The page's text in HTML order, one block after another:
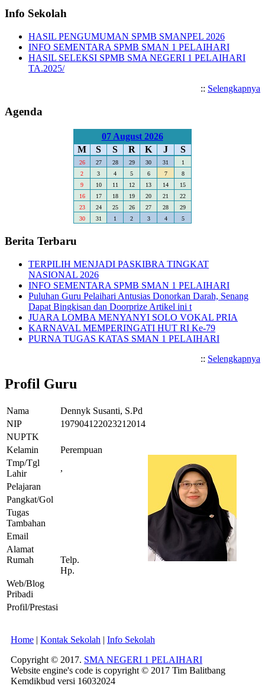
Info Sekolah
HASIL PENGUMUMAN SPMB SMANPEL 2026
INFO SEMENTARA SPMB SMAN 1 PELAIHARI
HASIL SELEKSI SPMB SMA NEGERI 1 PELAIHARI
TA.2025/
:: Selengkapnya
Agenda
07 August 2026
M
S S R K J S
26 27 28 29 30 31
1
2
3 4 5 6 7
8
9
10 11 12 13 14
15
16
17 18 19 20 21
22
23
24 25 26 27 28
29
30
31 1 2 3 4 5
Berita Terbaru
TERPILIH MENJADI PASKIBRA TINGKAT
NASIONAL 2026
INFO SEMENTARA SPMB SMAN 1 PELAIHARI
Puluhan Guru Pelaihari Antusias Donorkan Darah, Senang
Dapat Bingkisan dan Doorprize Artikel ini t
JUARA LOMBA MENYANYI SOLO VOKAL PRIA
KARNAVAL MEMPERINGATI HUT RI Ke-79
PURNA TUGAS KATAS SMAN 1 PELAIHARI
:: Selengkapnya
Profil Guru
Nama
Dennyk Susanti, S.Pd
NIP
197904122023212014
NUPTK
Kelamin
Perempuan
Tmp/Tgl
Lahir
,
Pelajaran
Pangkat/Gol
Tugas
Tambahan
Email
Alamat
Rumah
Telp.
Hp.
Web/Blog
Pribadi
Profil/Prestasi
Home | Kontak Sekolah | Info Sekolah
Copyright © 2017. SMA NEGERI 1 PELAIHARI
Website engine's code is copyright © 2017 Tim Balitbang
Kemdikbud versi 16032024